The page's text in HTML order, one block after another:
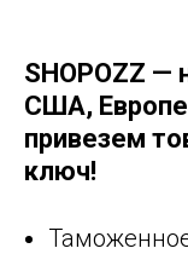
SHOPOZZ
США, Европе
привезем
ключ!